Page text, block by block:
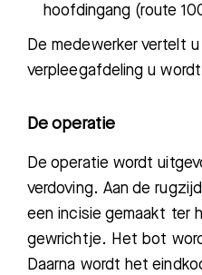
hoofdingang (route
De medewerker vertelt
verpleegafdeling u
De operatie
De operatie wordt
verdoving. Aan de
een incisie gemaakt ter
gewrichtje. Het bot
Daarna wordt het